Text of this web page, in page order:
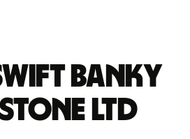
banky
LTD